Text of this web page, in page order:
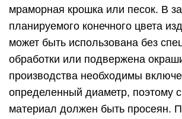
мраморная крошка или песок. В
планируемого конечного цвета
может быть использована без
обработки или подвержена
производства необходимы
определенный диаметр, поэтому
материал должен быть просеян.